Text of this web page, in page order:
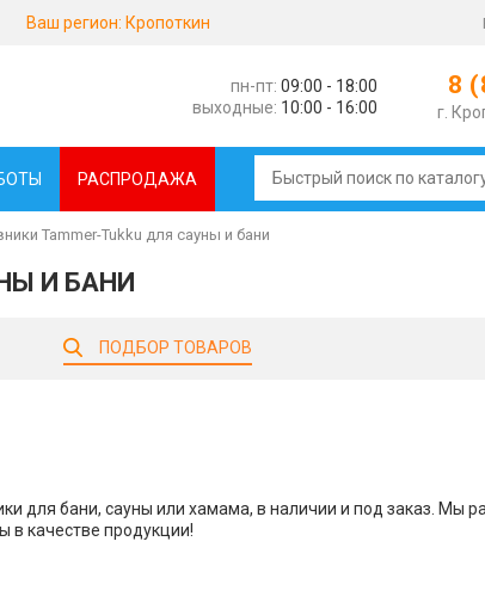
Ваш регион: Кропоткин
пн-пт: 09:00 - 18:00
выходные: 10:00 - 16:00
8
г.
РАСПРОДАЖА
Tammer-Tukku для сауны и бани
И БАНИ
ПОДБОР ТОВАРОВ
для бани, сауны или хамама, в наличии и под заказ. Мы
качестве продукции!